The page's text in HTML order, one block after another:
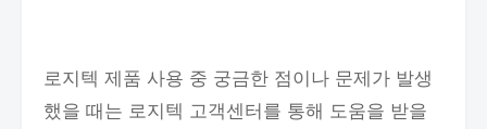
로지텍 제품 사용 중 궁금한 점이나 문제가 발생
했을 때는 로지텍 고객센터를 통해 도움을 받을